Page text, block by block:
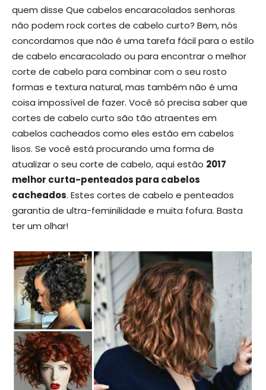
quem disse Que cabelos encaracolados senhoras
não podem rock cortes de cabelo curto? Bem, nós
concordamos que não é uma tarefa fácil para o estilo
de cabelo encaracolado ou para encontrar o melhor
corte de cabelo para combinar com o seu rosto
formas e textura natural, mas também não é uma
coisa impossível de fazer. Você só precisa saber que
cortes de cabelo curto são tão atraentes em
cabelos cacheados como eles estão em cabelos
lisos. Se você está procurando uma forma de
atualizar o seu corte de cabelo, aqui estão 2017
melhor curta-penteados para cabelos
cacheados. Estes cortes de cabelo e penteados
garantia de ultra-feminilidade e muita fofura. Basta
ter um olhar!